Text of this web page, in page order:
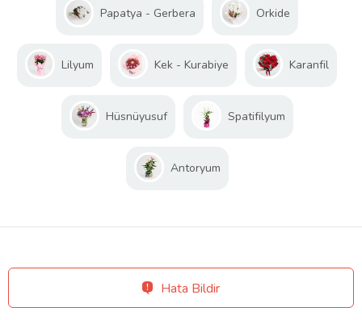
Papatya - Gerbera Orkide
Lilyum Kek - Kurabiye Karanfil
Hüsnüyusuf Spatifilyum
Antoryum
Hata Bildir